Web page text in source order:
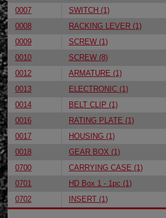
0007
SWITCH (1)
0008
RACKING LEVER (1)
0009
SCREW (1)
0010
SCREW (8)
0012
ARMATURE (1)
0013
ELECTRONIC (1)
0014
BELT CLIP (1)
0016
RATING PLATE (1)
0017
HOUSING (1)
0018
GEAR BOX (1)
0700
CARRYING CASE (1)
0701
HD Box 1 - 1pc (1)
0702
INSERT (1)